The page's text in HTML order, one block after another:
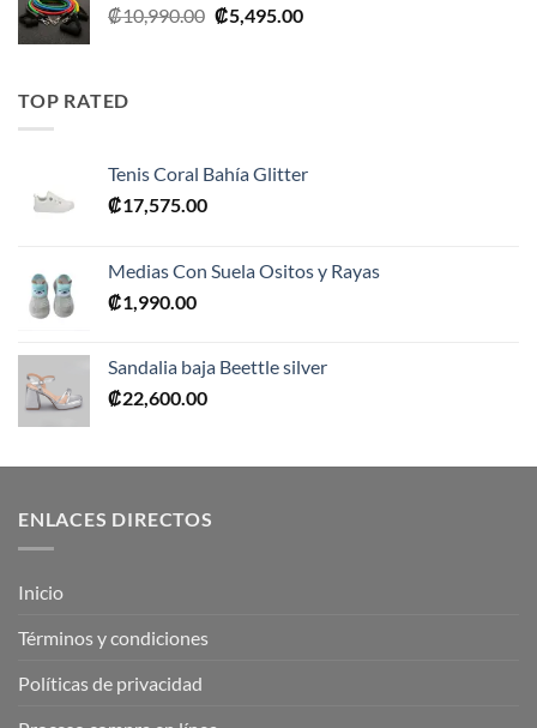
₡10,990.00 El
₡5,495.00El
TOP RATED
Tenis Coral Bahía Glitter
₡17,575.00
Medias Con Suela Ositos y Rayas
₡1,990.00
Sandalia baja Beettle silver
₡22,600.00
ENLACES DIRECTOS
Inicio
Términos y condiciones
Políticas de privacidad